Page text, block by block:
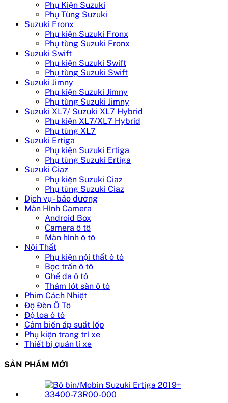
Phụ Kiện Suzuki
Phụ Tùng Suzuki
Suzuki Fronx
Phụ kiện Suzuki Fronx
Phụ tùng Suzuki Fronx
Suzuki Swift
Phụ kiện Suzuki Swift
Phụ tùng Suzuki Swift
Suzuki Jimny
Phụ kiện Suzuki Jimny
Phụ tùng Suzuki Jimny
Suzuki XL7/ Suzuki XL7 Hybrid
Phụ kiện XL7/XL7 Hybrid
Phụ tùng XL7
Suzuki Ertiga
Phụ kiện Suzuki Ertiga
Phụ tùng Suzuki Ertiga
Suzuki Ciaz
Phụ kiện Suzuki Ciaz
Phụ tùng Suzuki Ciaz
Dịch vụ - bảo dưỡng
Màn Hình Camera
Android Box
Camera ô tô
Màn hình ô tô
Nội Thất
Phụ kiện nội thất ô tô
Bọc trần ô tô
Ghế da ô tô
Thảm lót sàn ô tô
Phim Cách Nhiệt
Độ Đèn Ô Tô
Độ loa ô tô
Cảm biến áp suất lốp
Phụ kiện trang trí xe
Thiết bị quản lí xe
SẢN PHẨM MỚI